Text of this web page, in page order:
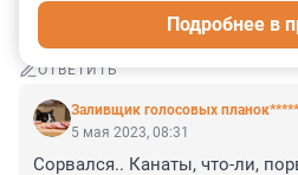
ОТВЕТИТЬ
Заливщик голосовых планок*****
Подробнее в
5 мая 2023, 08:31
Сорвался.. Канаты, что-ли,